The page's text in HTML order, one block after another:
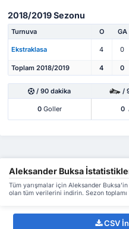
2018/2019 Sezonu
Turnuva O GA
Ekstraklasa 4 0
Toplam 2018/2019 4 0
/ 90 dakika /
0Goller 0
Aleksander Buksa
Tüm yarışmalar için Aleksander
olan tüm verilerini indirin. Sezon toplamı
CSV